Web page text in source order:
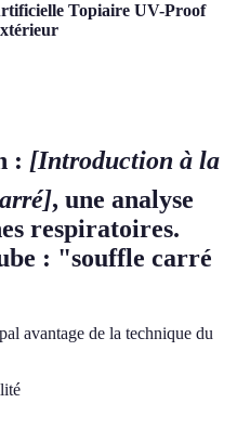
Topiaire UV-Proof
: [Introduction à la
, une analyse
respiratoires.
: "souffle carré
avantage de la technique du